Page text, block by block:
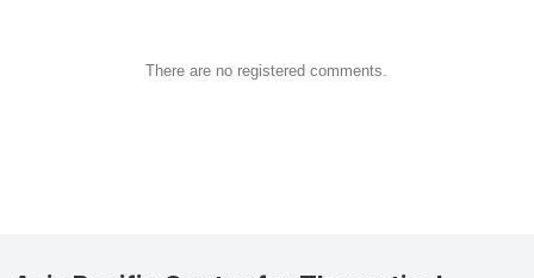
There are no registered comments.